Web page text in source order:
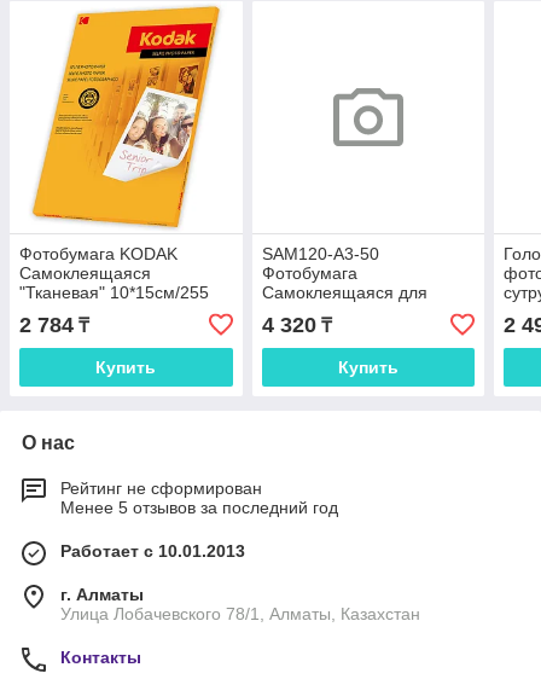
Фотобумага KODAK
Самоклеящаяся
"Тканевая" 10*15см/255
ink IRS255
2 784 ₸
Купить
SAM120-A3-50
Фотобумага
Самоклеящаяся для
струйной печати X-GREE
Матовая
A3*297x420мм/50л/120г
4 320₸
Купить
2
О нас
Рейтинг не сформирован
Менее 5 отзывов за последний год
Работает с 10.01.2013
г. Алматы
Улица Лобачевского 78/1, Алматы, Казахстан
Контакты